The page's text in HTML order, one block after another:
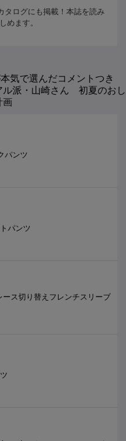
タログにも掲載！本誌を読み
めます。
気で選んだコメントつき
ル派・山崎さん 初夏のおし
画
パンツ
パンツ
ース切り替えフレンチスリーブ